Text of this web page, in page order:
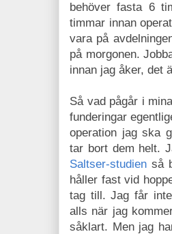
behöver fasta 6
timmar innan
vara på
på morgonen.
innan jag åker, det
Så vad pågår i
funderingar
operation jag ska
tar bort dem helt.
Saltser-studien så
håller fast vid
tag till. Jag får
alls när jag
såklart. Men jag